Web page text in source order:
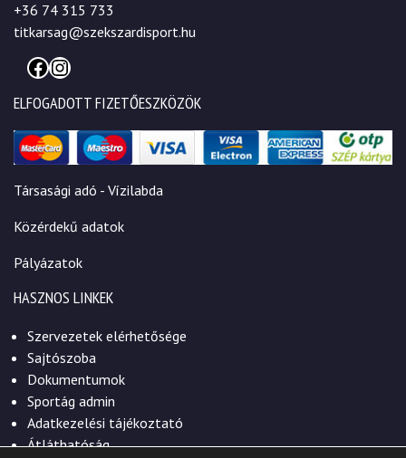
+36 74 315 733
titkarsag@szekszardisport.hu
Facebook
Instagram
ELFOGADOTT FIZETŐESZKÖZÖK
Társasági adó - Vízilabda
Közérdekű adatok
Pályázatok
HASZNOS LINKEK
Szervezetek elérhetősége
Sajtószoba
Dokumentumok
Sportág admin
Adatkezelési tájékoztató
Átláthatóság